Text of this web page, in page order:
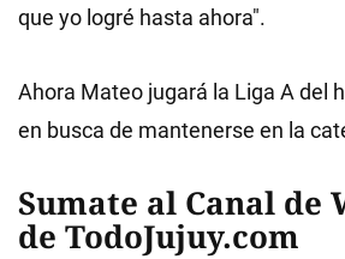
que yo logré hasta ahora".
Ahora Mateo jugará la Liga A del
en busca de mantenerse en la
Sumate al Canal de
de TodoJujuy.com